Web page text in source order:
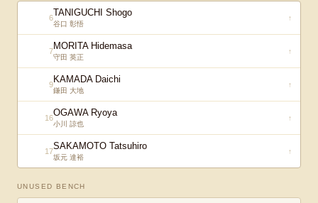
6TANIGUCHI Shogo
谷口 彰悟
↑
7MORITA Hidemasa
守田 英正
↑
9KAMADA Daichi
鎌田 大地
↑
16OGAWA Ryoya
小川 諒也
↑
17SAKAMOTO Tatsuhiro
坂元 達裕
↑
UNUSED BENCH